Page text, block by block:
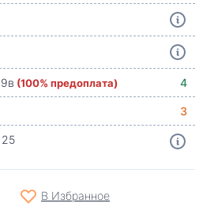
(100% предоплата)
4
3
В Избранное